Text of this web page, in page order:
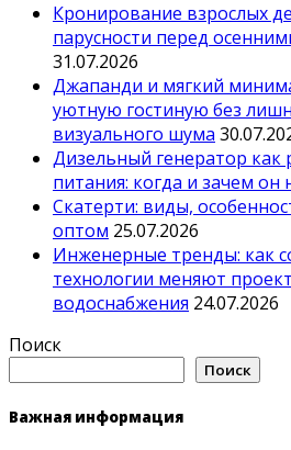
Кронирование взрослых
парусности перед
31.07.2026
Джапанди и мягкий
уютную гостиную без
визуального шума
Дизельный генератор как
питания: когда и зачем он
Скатерти: виды,
оптом 25.07.2026
Инженерные тренды: как
технологии меняют
водоснабжения 24.07.2026
Поиск
Поиск
Важная информация